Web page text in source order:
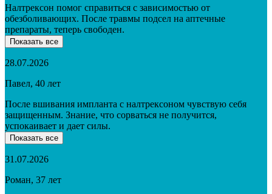
Налтрексон помог справиться с зависимостью от
обезболивающих. После травмы подсел на аптечные
препараты, теперь свободен.
Показать все
28.07.2026
Павел, 40 лет
После вшивания импланта с налтрексоном чувствую себя
защищенным. Знание, что сорваться не получится,
успокаивает и дает силы.
Показать все
31.07.2026
Роман, 37 лет